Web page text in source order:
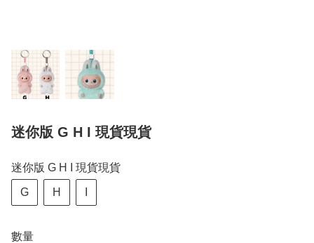
迷你版 G H I 現貨現貨
迷你版 G H I 現貨現貨
G H
數量